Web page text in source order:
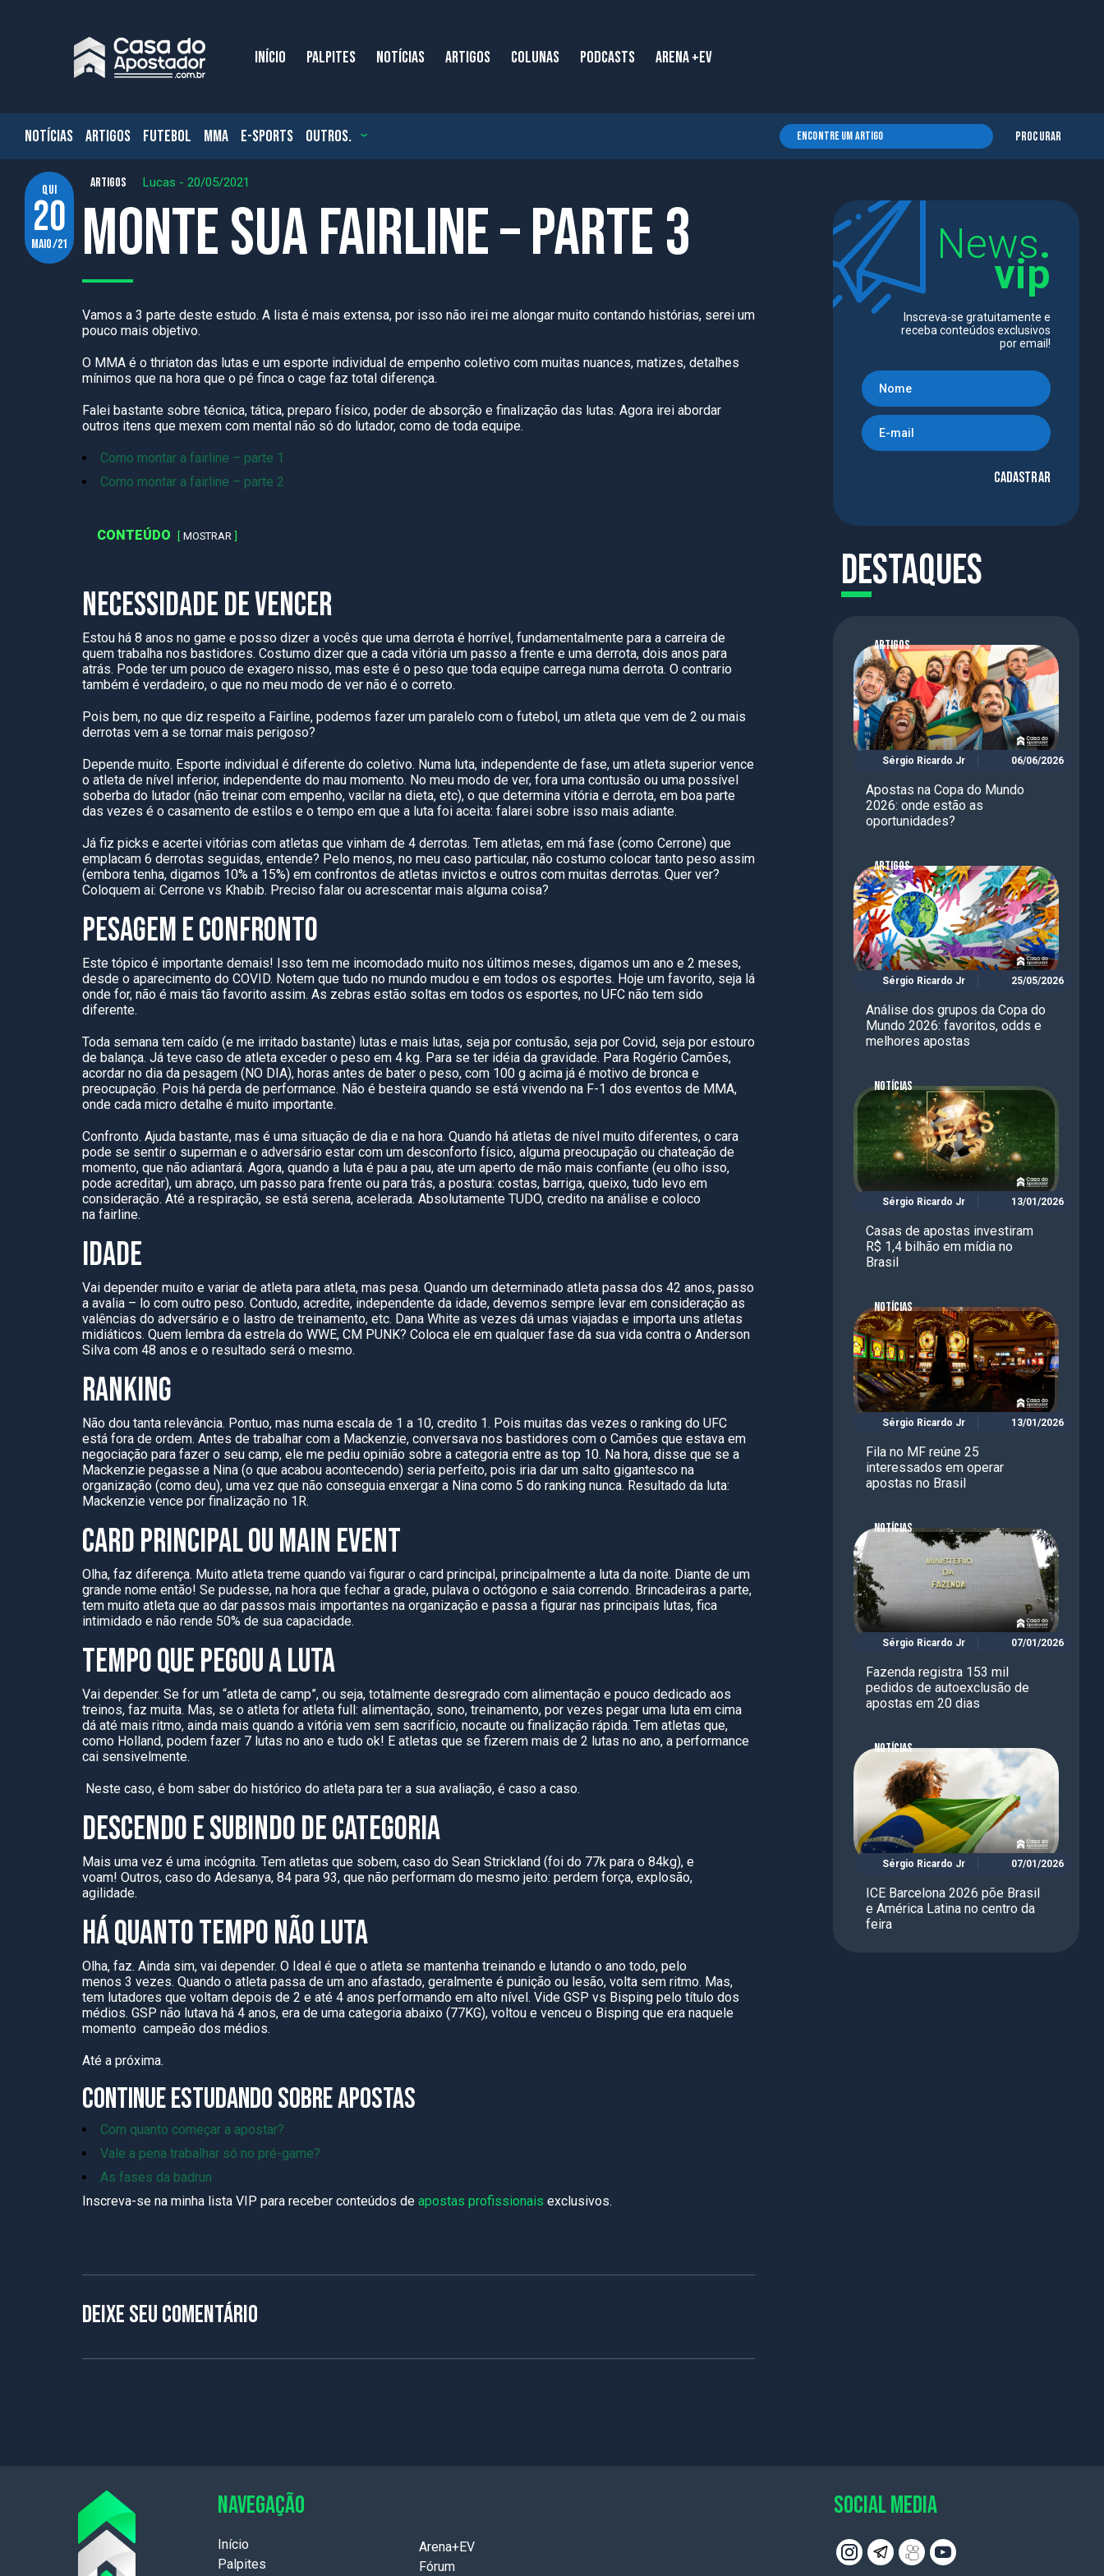
INÍCIO PALPITES NOTÍCIAS ARTIGOS COLUNAS PODCASTS ARENA +EV
NOTÍCIAS ARTIGOS FUTEBOL MMA E-SPORTS OUTROS. Procurar
qui
20
maio/21
ARTIGOS Lucas - 20/05/2021
Monte sua Fairline – Parte 3
Vamos a 3 parte deste estudo. A lista é mais extensa, por isso não irei me alongar muito contando histórias, serei um
pouco mais objetivo.
O MMA é o thriaton das lutas e um esporte individual de empenho coletivo com muitas nuances, matizes, detalhes
mínimos que na hora que o pé finca o cage faz total diferença.
Falei bastante sobre técnica, tática, preparo físico, poder de absorção e finalização das lutas. Agora irei abordar
outros itens que mexem com mental não só do lutador, como de toda equipe.
Como montar a fairline – parte 1
Como montar a fairline – parte 2
CONTEÚDO MOSTRAR
NECESSIDADE DE VENCER
Estou há 8 anos no game e posso dizer a vocês que uma derrota é horrível, fundamentalmente para a carreira de
quem trabalha nos bastidores. Costumo dizer que a cada vitória um passo a frente e uma derrota, dois anos para
atrás. Pode ter um pouco de exagero nisso, mas este é o peso que toda equipe carrega numa derrota. O contrario
também é verdadeiro, o que no meu modo de ver não é o correto.
Pois bem, no que diz respeito a Fairline, podemos fazer um paralelo com o futebol, um atleta que vem de 2 ou mais
derrotas vem a se tornar mais perigoso?
Depende muito. Esporte individual é diferente do coletivo. Numa luta, independente de fase, um atleta superior vence
o atleta de nível inferior, independente do mau momento. No meu modo de ver, fora uma contusão ou uma possível
soberba do lutador (não treinar com empenho, vacilar na dieta, etc), o que determina vitória e derrota, em boa parte
das vezes é o casamento de estilos e o tempo em que a luta foi aceita: falarei sobre isso mais adiante.
Já fiz picks e acertei vitórias com atletas que vinham de 4 derrotas. Tem atletas, em má fase (como Cerrone) que
emplacam 6 derrotas seguidas, entende? Pelo menos, no meu caso particular, não costumo colocar tanto peso assim
(embora tenha, digamos 10% a 15%) em confrontos de atletas invictos e outros com muitas derrotas. Quer ver?
Coloquem ai: Cerrone vs Khabib. Preciso falar ou acrescentar mais alguma coisa?
PESAGEM E CONFRONTO
Este tópico é importante demais! Isso tem me incomodado muito nos últimos meses, digamos um ano e 2 meses,
desde o aparecimento do COVID. Notem que tudo no mundo mudou e em todos os esportes. Hoje um favorito, seja lá
onde for, não é mais tão favorito assim. As zebras estão soltas em todos os esportes, no UFC não tem sido
diferente.
Toda semana tem caído (e me irritado bastante) lutas e mais lutas, seja por contusão, seja por Covid, seja por estouro
de balança. Já teve caso de atleta exceder o peso em 4 kg. Para se ter idéia da gravidade. Para Rogério Camões,
acordar no dia da pesagem (NO DIA), horas antes de bater o peso, com 100 g acima já é motivo de bronca e
preocupação. Pois há perda de performance. Não é besteira quando se está vivendo na F-1 dos eventos de MMA,
onde cada micro detalhe é muito importante.
Confronto. Ajuda bastante, mas é uma situação de dia e na hora. Quando há atletas de nível muito diferentes, o cara
pode se sentir o superman e o adversário estar com um desconforto físico, alguma preocupação ou chateação de
momento, que não adiantará. Agora, quando a luta é pau a pau, ate um aperto de mão mais confiante (eu olho isso,
pode acreditar), um abraço, um passo para frente ou para trás, a postura: costas, barriga, queixo, tudo levo em
consideração. Até a respiração, se está serena, acelerada. Absolutamente TUDO, credito na análise e coloco
na fairline.
IDADE
Vai depender muito e variar de atleta para atleta, mas pesa. Quando um determinado atleta passa dos 42 anos, passo
a avalia – lo com outro peso. Contudo, acredite, independente da idade, devemos sempre levar em consideração as
valências do adversário e o lastro de treinamento, etc. Dana White as vezes dá umas viajadas e importa uns atletas
midiáticos. Quem lembra da estrela do WWE, CM PUNK? Coloca ele em qualquer fase da sua vida contra o Anderson
Silva com 48 anos e o resultado será o mesmo.
RANKING
Não dou tanta relevância. Pontuo, mas numa escala de 1 a 10, credito 1. Pois muitas das vezes o ranking do UFC
está fora de ordem. Antes de trabalhar com a Mackenzie, conversava nos bastidores com o Camões que estava em
negociação para fazer o seu camp, ele me pediu opinião sobre a categoria entre as top 10. Na hora, disse que se a
Mackenzie pegasse a Nina (o que acabou acontecendo) seria perfeito, pois iria dar um salto gigantesco na
organização (como deu), uma vez que não conseguia enxergar a Nina como 5 do ranking nunca. Resultado da luta:
Mackenzie vence por finalização no 1R.
CARD PRINCIPAL OUMAIN EVENT
Olha, faz diferença. Muito atleta treme quando vai figurar o card principal, principalmente a luta da noite. Diante de um
grande nome então! Se pudesse, na hora que fechar a grade, pulava o octógono e saia correndo. Brincadeiras a parte,
tem muito atleta que ao dar passos mais importantes na organização e passa a figurar nas principais lutas, fica
intimidado e não rende 50% de sua capacidade.
TEMPO QUE PEGOU A LUTA
Vai depender. Se for um “atleta de camp”, ou seja, totalmente desregrado com alimentação e pouco dedicado aos
treinos, faz muita. Mas, se o atleta for atleta full: alimentação, sono, treinamento, por vezes pegar uma luta em cima
dá até mais ritmo, ainda mais quando a vitória vem sem sacrifício, nocaute ou finalização rápida. Tem atletas que,
como Holland, podem fazer 7 lutas no ano e tudo ok! E atletas que se fizerem mais de 2 lutas no ano, a performance
cai sensivelmente.
Neste caso, é bom saber do histórico do atleta para ter a sua avaliação, é caso a caso.
DESCENDO E SUBINDO DE CATEGORIA
Mais uma vez é uma incógnita. Tem atletas que sobem, caso do Sean Strickland (foi do 77k para o 84kg), e
voam! Outros, caso do Adesanya, 84 para 93, que não performam do mesmo jeito: perdem força, explosão,
agilidade.
HÁ QUANTO TEMPO NÃO LUTA
Olha, faz. Ainda sim, vai depender. O Ideal é que o atleta se mantenha treinando e lutando o ano todo, pelo
menos 3 vezes. Quando o atleta passa de um ano afastado, geralmente é punição ou lesão, volta sem ritmo. Mas,
tem lutadores que voltam depois de 2 e até 4 anos performando em alto nível. Vide GSP vs Bisping pelo título dos
médios. GSP não lutava há 4 anos, era de uma categoria abaixo (77KG), voltou e venceu o Bisping que era naquele
momento campeão dos médios.
Até a próxima.
CONTINUE ESTUDANDO SOBRE APOSTAS
Com quanto começar a apostar?
Vale a pena trabalhar só no pré-game?
As fases da badrun
Inscreva-se na minha lista VIP para receber conteúdos de apostas profissionais exclusivos.
Deixe seu comentário
News.
vip
Inscreva-se gratuitamente e
receba conteúdos exclusivos
por email!
Cadastrar
Destaques
ARTIGOS
Sérgio Ricardo Jr 06/06/2026
Apostas na Copa do Mundo
2026: onde estão as
oportunidades?
ARTIGOS
Sérgio Ricardo Jr 25/05/2026
Análise dos grupos da Copa do
Mundo 2026: favoritos, odds e
melhores apostas
NOTÍCIAS
Sérgio Ricardo Jr 13/01/2026
Casas de apostas investiram
R$ 1,4 bilhão em mídia no
Brasil
NOTÍCIAS
Sérgio Ricardo Jr 13/01/2026
Fila no MF reúne 25
interessados em operar
apostas no Brasil
NOTÍCIAS
Sérgio Ricardo Jr 07/01/2026
Fazenda registra 153 mil
pedidos de autoexclusão de
apostas em 20 dias
NOTÍCIAS
Sérgio Ricardo Jr 07/01/2026
ICE Barcelona 2026 põe Brasil
e América Latina no centro da
feira
NAVEGAÇÃO
Início
Palpites
Arena+EV
Fórum
SOCIAL MEDIA